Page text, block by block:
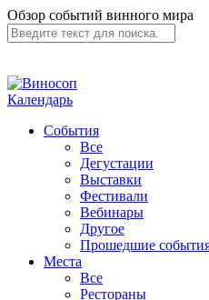
Обзор событий винного мира
Календарь
События
Все
Дегустации
Выставки
Фестивали
Вебинары
Другое
Прошедшие
Места
Все
Рестораны